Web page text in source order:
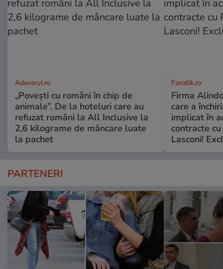
Adevarul.ro
„Povești cu români în chip de
animale”. De la hoteluri care au
refuzat români la All Inclusive la
2,6 kilograme de mâncare luate
la pachet
Fanatik.ro
Firma
care a
implicat în
contracte
Lasconi!
PARTENERI